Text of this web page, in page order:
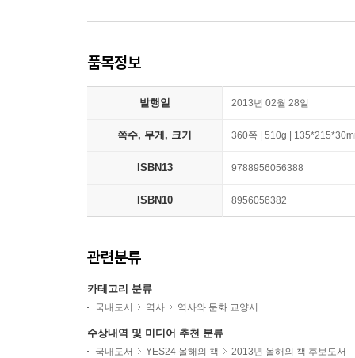
품목정보
발행일 2013년 02월 28일
쪽수, 무게, 크기 360쪽 | 510g |
ISBN13 9788956056388
ISBN10 8956056382
관련분류
카테고리 분류
국내도서 역사 역사와 문화 교양서
수상내역 및 미디어 추천 분류
국내도서 YES24 올해의 책
2013년 올해의 책 후보도서